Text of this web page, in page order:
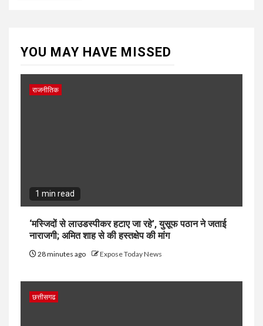
YOU MAY HAVE MISSED
राजनीतिक
1 min read
‘मस्जिदों से लाउडस्पीकर हटाए जा रहे’, युसूफ पठान ने जताई
नाराजगी; अमित शाह से की हस्तक्षेप की मांग
28 minutes ago Expose Today News
छत्तीसगढ